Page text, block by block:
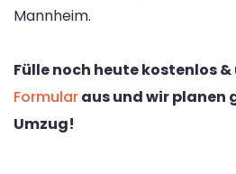
Mannheim.
Fülle noch heute kostenlos
Formularaus und wir planen
Umzug!